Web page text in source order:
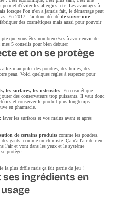
d'éviter les allergies, etc. Les avantages à
lorsque l'on n'en a jamais fait, le démarrage peut
En 2017, j'ai donc décidé de suivre une
des cosmétiques mais aussi pour pouvoir
que vous êtes nombreux/ses à avoir envie de
5 conseils pour bien débuter.
et on se protège
manipuler des poudres, des huiles, des
peau. Voici quelques règles à respecter pour
les surfaces, les ustensiles. En cosmétique
des conservateurs trop puissants. Il vaut donc
et conserver le produit plus longtemps.
en pharmacie.
laver les surfaces et vos mains avant et après
de certains produits comme les poudres.
des gants, comme un chimiste. Ça n'a l'air de rien
l'air et vont dans les yeux et le système
protège.
la plus drôle mais ça fait partie du jeu !
ses ingrédients en